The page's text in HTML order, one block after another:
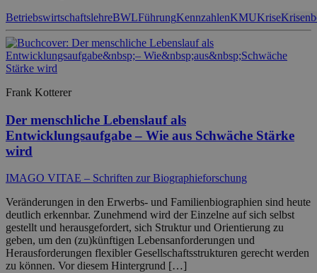
BetriebswirtschaftslehreBWLFührungKennzahlenKMUKrise
Frank Kotterer
Der menschliche Lebenslauf als
Entwicklungsaufgabe – Wie aus Schwäche Stärke
wird
IMAGO VITAE – Schriften zur Biographieforschung
Veränderungen in den Erwerbs- und Familienbiographien sind heute
deutlich erkennbar. Zunehmend wird der Einzelne auf sich selbst
gestellt und herausgefordert, sich Struktur und Orientierung zu
geben, um den (zu)künftigen Lebensanforderungen und
Herausforderungen flexibler Gesellschaftsstrukturen gerecht werden
zu können. Vor diesem Hintergrund […]